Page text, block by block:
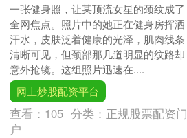
一张健身照，让某顶流女星的颈纹成了
全网焦点。照片中的她正在健身房挥洒
汗水，皮肤泛着健康的光泽，肌肉线条
清晰可见，但颈部那几道明显的纹路却
意外抢镜。这组照片迅速在....
网上炒股配资平台
查看： 105 分类： 正规股票配资门
户